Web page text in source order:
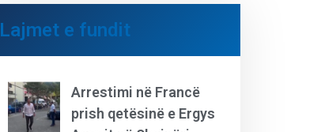
Lajmet e fundit
Arrestimi në Francë
prish qetësinë e Ergys